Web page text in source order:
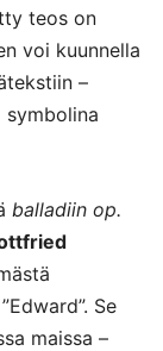
teos on
voi kuunnella
–
balladiin op.
Se
maissa –